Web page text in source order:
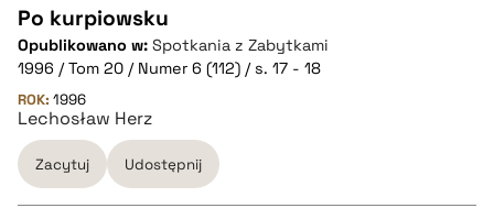
pobierz cytat
CZYSTY TEKST
pobierz cytat
BIBTEX
Po kurpiowsku
Opublikowano w: Spotkania z Zabytkami
1996 / Tom 20 / Numer 6 (112) / s. 17 - 18
ROK: 1996
Lechosław Herz
Zacytuj Udostępnij